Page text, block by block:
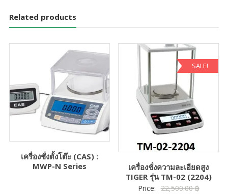
Related products
เครื่องชั่งตั้งโต๊ะ (CAS) :
MWP-N Series
SALE!
เครื่องชั่งความละเอียดสูง
TIGER รุ่น TM-02 (2204)
Price: 22,500.00฿Original